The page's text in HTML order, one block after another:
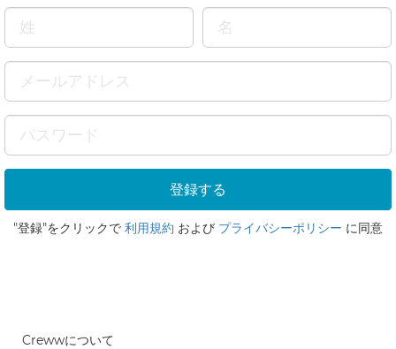
"登録"をクリックで 利用規約 および プライバシーポリシー に同意
Crewwについて